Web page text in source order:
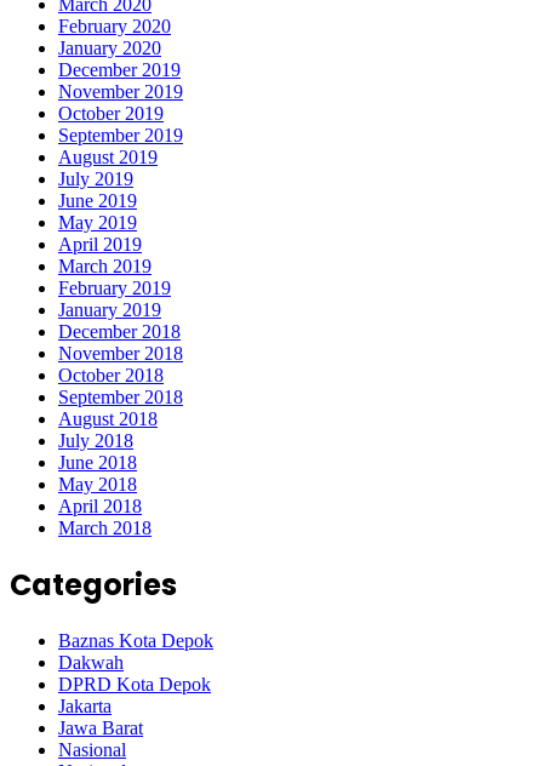
March 2020
February 2020
January 2020
December 2019
November 2019
October 2019
September 2019
August 2019
July 2019
June 2019
May 2019
April 2019
March 2019
February 2019
January 2019
December 2018
November 2018
October 2018
September 2018
August 2018
July 2018
June 2018
May 2018
April 2018
March 2018
Categories
Baznas Kota Depok
Dakwah
DPRD Kota Depok
Jakarta
Jawa Barat
Nasional